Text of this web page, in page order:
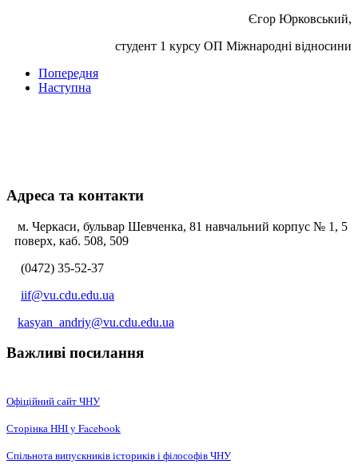
Єгор Юрковський,
студент 1 курсу ОП Міжнародні відносини
Попередня
Наступна
Адреса та контакти
м. Черкаси, бульвар Шевченка, 81 навчальний корпус № 1, 5
поверх, каб. 508, 509
(0472) 35-52-37
iif@vu.cdu.edu.ua
kasyan_andriy@vu.cdu.edu.ua
Важливі посилання
Офіційний сайт ЧНУ
Сторінка ННІ у Facebook
Спільнота випускників істориків і філософів ЧНУ